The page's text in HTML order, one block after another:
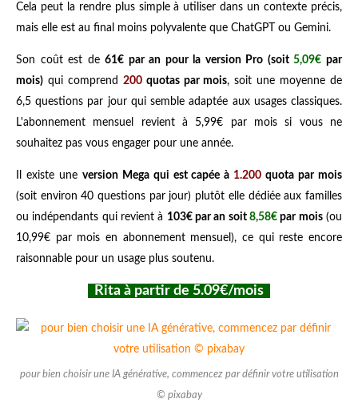
Cela peut la rendre plus simple à utiliser dans un contexte précis,
mais elle est au final moins polyvalente que ChatGPT ou Gemini.
Son coût est de61€ par an pour la version Pro (soit5,09€ par
mois) qui comprend 200quotas par mois, soit une moyenne de
6,5 questions par jour qui semble adaptée aux usages classiques.
L'abonnement mensuel revient à 5,99€ par mois si vous ne
souhaitez pas vous engager pour une année.
Il existe une version Mega qui est capée à 1.200 quota par mois
(soit environ 40 questions par jour) plutôt elle dédiée aux familles
ou indépendants qui revient à 103€ par an soit8,58€ par mois(ou
10,99€ par mois en abonnement mensuel), ce qui reste encore
raisonnable pour un usage plus soutenu.
Rita à partir de 5.09€/mois
pour bien choisir une IA générative, commencez par définir votre utilisation
© pixabay